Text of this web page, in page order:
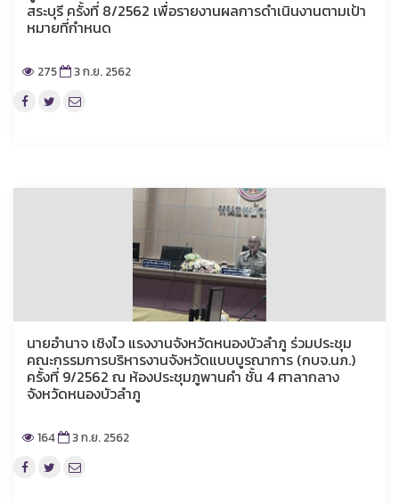
สระบุรี ครั้งที่ 8/2562 เพื่อรายงานผลการดำเนินงานตามเป้า
หมายที่กำหนด
275 3 ก.ย. 2562
นายอำนาจ เชิงไว แรงงานจังหวัดหนองบัวลำภู ร่วมประชุม
คณะกรรมการบริหารงานจังหวัดแบบบูรณาการ (กบจ.นภ.)
ครั้งที่ 9/2562 ณ ห้องประชุมภูพานคำ ชั้น 4 ศาลากลาง
จังหวัดหนองบัวลำภู
164 3 ก.ย. 2562